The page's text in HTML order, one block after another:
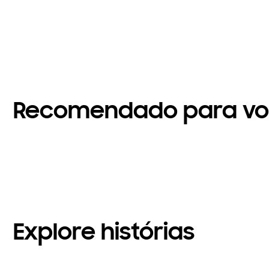
Recomendado para
Explore histórias